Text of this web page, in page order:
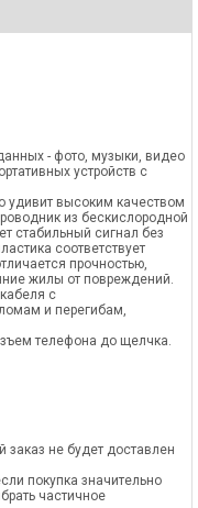
- фото, музыки, видео
устройств c
удивит высоким качеством
из бескислородной
стабильный сигнал без
соответствует
прочностью,
жилы от повреждений.
с
и перегибам,
телефона до щелчка.
не будет доставлен
покупка значительно
частичное